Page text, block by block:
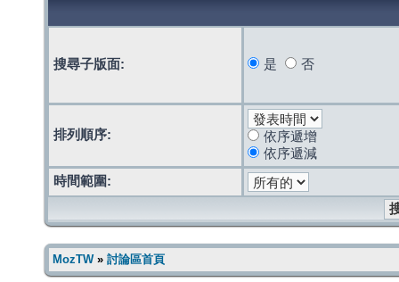
搜尋子版面: 是 否
排列順序:
依序遞增
依序遞減
時間範圍:
MozTW» 討論區首頁